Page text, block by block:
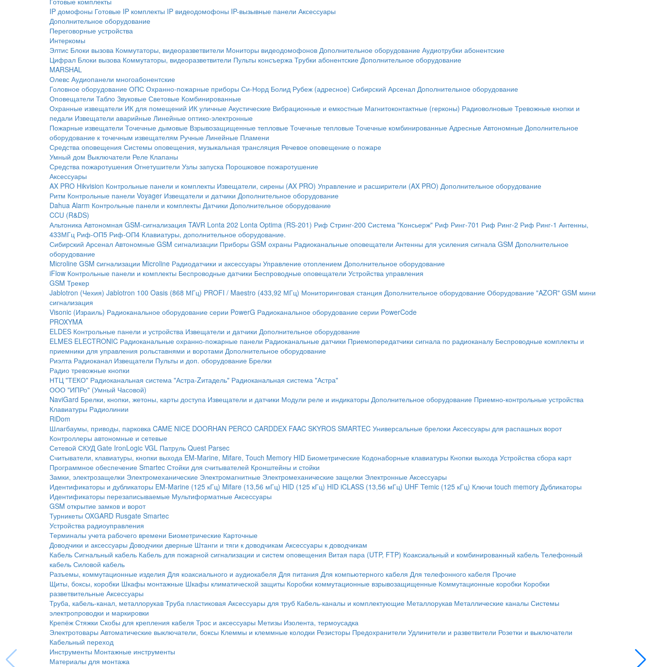
IP домофоны Готовые IP комплекты IP видеодомофоны IP-вызывные панели Аксессуары
Дополнительное оборудование
Переговорные устройства
Интеркомы
Элтис Блоки вызова Коммутаторы, видеоразветвители Мониторы видеодомофонов Дополнительное оборудование Аудиотрубки абонентские
Цифрал Блоки вызова Коммутаторы, видеоразветвители Пульты консъержа Трубки абонентские Дополнительное оборудование
MARSHAL
Олевс Аудиопанели многоабонентские
Головное оборудование ОПС Охранно-пожарные приборы Си-Норд Болид Рубеж (адресное) Сибирский Арсенал Дополнительное оборудование
Оповещатели Табло Звуковые Световые Комбинированные
Охранные извещатели ИК для помещений ИК уличные Акустические Вибрационные и емкостные Магнитоконтактные (герконы) Радиоволновые Тревожные кнопки и
педали Извещатели аварийные Линейные оптико-электронные
Пожарные извещатели Точечные дымовые Взрывозащищенные тепловые Точечные тепловые Точечные комбинированные Адресные Автономные Дополнительное
оборудование к точечным извещателям Ручные Линейные Пламени
Средства оповещения Системы оповещения, музыкальная трансляция Речевое оповещение о пожаре
Умный дом Выключатели Реле Клапаны
Средства пожаротушения Огнетушители Узлы запуска Порошковое пожаротушение
Аксессуары
AX PRO Hikvision Контрольные панели и комплекты Извещатели, сирены (AX PRO) Управление и расширители (AX PRO) Дополнительное оборудование
Ритм Контрольные панели Voyager Извещатели и датчики Дополнительное оборудование
Dahua Alarm Контрольные панели и комплекты Датчики Дополнительное оборудование
CCU (R&DS)
Альтоника Автономная GSM-сигнализация TAVR Lonta 202 Lonta Optima (RS-201) Риф Стринг-200 Система "Консьерж" Риф Ринг-701 Риф Ринг-2 Риф Ринг-1 Антенны,
433МГц Риф-ОП5 Риф-ОП4 Клавиатуры, дополнительное оборудование.
Сибирский Арсенал Автономные GSM сигнализации Приборы GSM охраны Радиоканальные оповещатели Антенны для усиления сигнала GSM Дополнительное
оборудование
Microline GSM cигнализации Microline Радиодатчики и аксессуары Управление отоплением Дополнительное оборудование
iFlow Контрольные панели и комплекты Беспроводные датчики Беспроводные оповещатели Устройства управления
GSM Трекер
Jablotron (Чехия) Jablotron 100 Oasis (868 МГц) PROFI / Maestro (433,92 МГц) Мониторинговая станция Дополнительное оборудование Оборудование "AZOR" GSM мини
сигнализация
Visonic (Израиль) Радиоканальное оборудование серии PowerG Радиоканальное оборудование серии PowerCode
PROXYMA
ELDES Контрольные панели и устройства Извещатели и датчики Дополнительное оборудование
ELMES ELECTRONIC Радиоканальные охранно-пожарные панели Радиоканальные датчики Приемопередатчики сигнала по радиоканалу Беспроводные комплекты и
приемники для управления рольставнями и воротами Дополнительное оборудование
Риэлта Радиоканал Извещатели Пульты и доп. оборудование Брелки
Радио тревожные кнопки
НТЦ "ТЕКО" Радиоканальная система "Астра-Zитадель" Радиоканальная система "Астра"
ООО "ИПРо" (Умный Часовой)
NaviGard Брелки, кнопки, жетоны, карты доступа Извещатели и датчики Модули реле и индикаторы Дополнительное оборудование Приемно-контрольные устройства
Клавиатуры Радиолинии
RiDom
Шлагбаумы, приводы, парковка CAME NICE DOORHAN PERCO CARDDEX FAAC SKYROS SMARTEC Универсальные брелоки Аксессуары для распашных ворот
Контроллеры автономные и сетевые
Сетевой СКУД Gate IronLogic VGL Патруль Quest Parsec
Считыватели, клавиатуры, кнопки выхода EM-Marine, Mifare, Touch Memory HID Биометрические Кодонаборные клавиатуры Кнопки выхода Устройства сбора карт
Программное обеспечение Smartec Стойки для считывателей Кронштейны и стойки
Замки, электрозащелки Электромеханические Электромагнитные Электромеханические защелки Электронные Аксессуары
Идентификаторы и дубликаторы EM-Marine (125 кГц) Mifare (13,56 мГц) HID (125 кГц) HID iCLASS (13,56 мГц) UHF Temic (125 кГц) Ключи touch memory Дубликаторы
Идентификаторы перезаписываемые Мультиформатные Аксессуары
GSM открытие замков и ворот
Турникеты OXGARD Rusgate Smartec
Устройства радиоуправления
Терминалы учета рабочего времени Биометрические Карточные
Доводчики и аксессуары Доводчики дверные Штанги и тяги к доводчикам Аксессуары к доводчикам
Кабель Сигнальный кабель Кабель для пожарной сигнализации и систем оповещения Витая пара (UTP, FTP) Коаксиальный и комбинированный кабель Телефонный
кабель Силовой кабель
Разъемы, коммутационные изделия Для коаксиального и аудиокабеля Для питания Для компьютерного кабеля Для телефонного кабеля Прочие
Щиты, боксы, коробки Шкафы монтажные Шкафы климатической защиты Коробки коммутационные взрывозащищенные Коммутационные коробки Коробки
разветвительные Аксессуары
Труба, кабель-канал, металлорукав Труба пластиковая Аксессуары для труб Кабель-каналы и комплектующие Металлорукав Металлические каналы Системы
электропроводки и маркировки
Крепёж Стяжки Скобы для крепления кабеля Трос и аксессуары Метизы Изолента, термоусадка
Электротовары Автоматические выключатели, боксы Клеммы и клеммные колодки Резисторы Предохранители Удлинители и разветвители Розетки и выключатели
Кабельный переход
Инструменты Монтажные инструменты
Материалы для монтажа